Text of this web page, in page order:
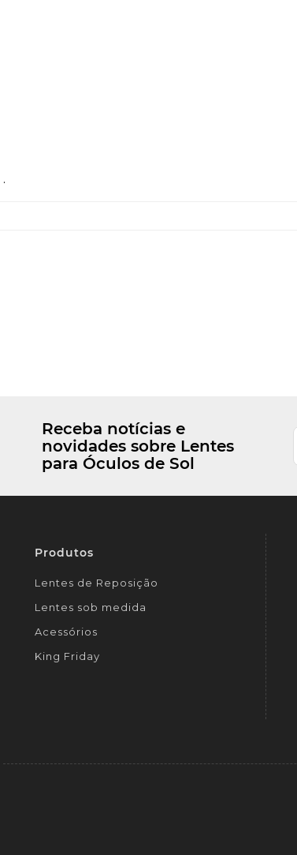
.
Receba notícias e
novidades sobre Lentes
para Óculos de Sol
Produtos
Lentes de Reposição
Lentes sob medida
Acessórios
King Friday